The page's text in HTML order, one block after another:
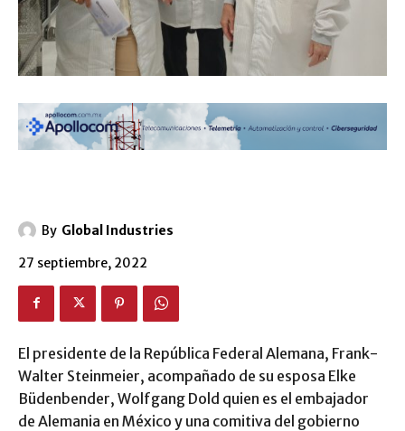
By Global Industries
27 septiembre, 2022
El presidente de la República Federal Alemana, Frank-
Walter Steinmeier, acompañado de su esposa Elke
Büdenbender, Wolfgang Dold quien es el embajador
de Alemania en México y una comitiva del gobierno